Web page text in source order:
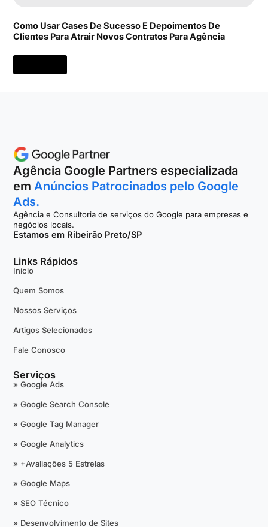
Como Usar Cases De Sucesso E Depoimentos De
Clientes Para Atrair Novos Contratos Para Agência
Agência Google Partners especializada
em Anúncios Patrocinados pelo Google
Ads.
Agência e Consultoria de serviços do Google para empresas e
negócios locais.
Estamos em Ribeirão Preto/SP
Links Rápidos
Início
Quem Somos
Nossos Serviços
Artigos Selecionados
Fale Conosco
Serviços
» Google Ads
» Google Search Console
» Google Tag Manager
» Google Analytics
» +Avaliações 5 Estrelas
» Google Maps
» SEO Técnico
» Desenvolvimento de Sites